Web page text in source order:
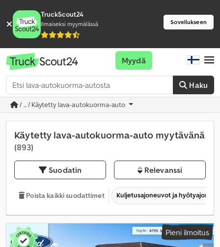
TruckScout24
Ilmaiseksi myymälässä Sovellukseen
Haku
Myydä
/ ... / Käytetty lava-autokuorma-auto
Käytetty lava-autokuorma-auto myytävänä
(893)
Suodatin Relevanssi
Poista kaikki suodattimet Kuljetusajoneuvot ja
Pieni ilmoitus